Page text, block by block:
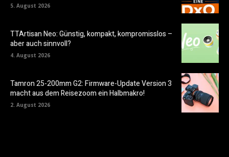
5. August 2026
TTArtisan Neo: Günstig, kompakt, kompromisslos –
aber auch sinnvoll?
4. August 2026
Tamron 25-200mm G2: Firmware-Update Version 3
macht aus dem Reisezoom ein Halbmakro!
2. August 2026